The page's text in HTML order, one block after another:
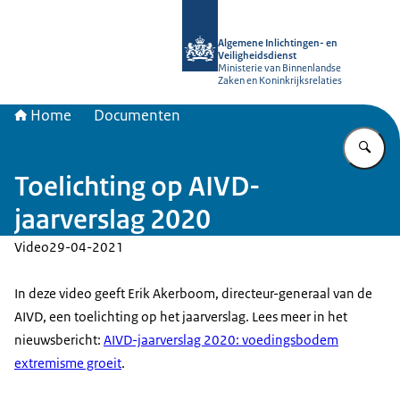
Algemene Inlichtingen- en
Veiligheidsdienst
Ministerie van Binnenlandse
Zaken en Koninkrijksrelaties
Home Documenten
Toelichting op AIVD-
jaarverslag 2020
Video29-04-2021
In deze video geeft Erik Akerboom, directeur-generaal van de
AIVD, een toelichting op het jaarverslag. Lees meer in het
nieuwsbericht: AIVD-jaarverslag 2020: voedingsbodem
extremisme groeit.